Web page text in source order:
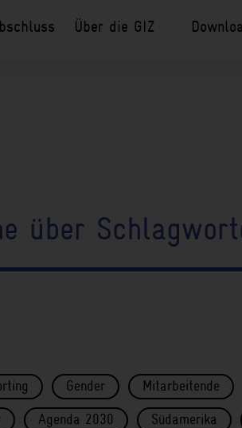
Über die GIZ
über
Gender Mitarbeitende
Agenda 2030 Südamerika